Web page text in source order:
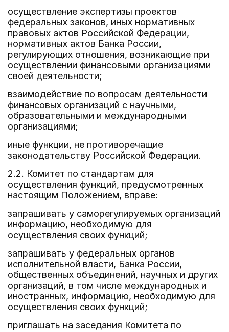
осуществление экспертизы проектов
федеральных законов, иных нормативных
правовых актов Российской Федерации,
нормативных актов Банка России,
регулирующих отношения, возникающие при
осуществлении финансовыми организациями
своей деятельности;
взаимодействие по вопросам деятельности
финансовых организаций с научными,
образовательными и международными
организациями;
иные функции, не противоречащие
законодательству Российской Федерации.
2.2. Комитет по стандартам для
осуществления функций, предусмотренных
настоящим Положением, вправе:
запрашивать у саморегулируемых организаций
информацию, необходимую для
осуществления своих функций;
запрашивать у федеральных органов
исполнительной власти, Банка России,
общественных объединений, научных и других
организаций, в том числе международных и
иностранных, информацию, необходимую для
осуществления своих функций;
приглашать на заседания Комитета по